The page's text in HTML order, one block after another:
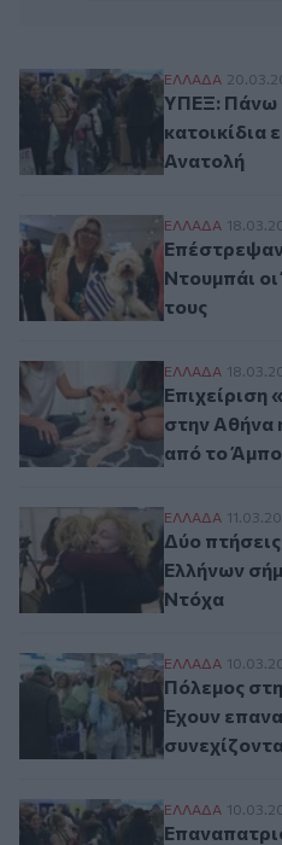
YΠΕΞ: Πάνω
ΕΛΛAΔΑ
YΠΕΞ: Πάνω
Ανατολή
Επέστρεψαν
ΕΛΛAΔΑ
Ντουμπάι οι
τους
Επιχείριση
ΕΛΛAΔΑ
Επιχείριση
στην Αθήνα
από το
Δύο
ΕΛΛAΔΑ
Δύο
Ελλήνων
Ντόχα
Πόλεμος στη
ΕΛΛAΔΑ
Πόλεμος
Έχουν
ΕΛΛAΔΑ